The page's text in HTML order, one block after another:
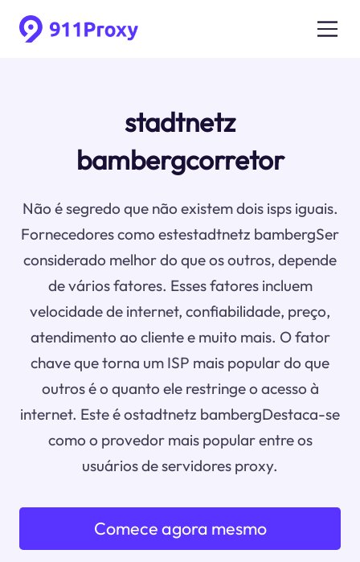
stadtnetz
bambergcorretor
Não é segredo que não existem dois isps iguais.
Fornecedores como estestadtnetz bambergSer
considerado melhor do que os outros, depende
de vários fatores. Esses fatores incluem
velocidade de internet, confiabilidade, preço,
atendimento ao cliente e muito mais. O fator
chave que torna um ISP mais popular do que
outros é o quanto ele restringe o acesso à
internet. Este é ostadtnetz bambergDestaca-se
como o provedor mais popular entre os
usuários de servidores proxy.
Comece agora mesmo